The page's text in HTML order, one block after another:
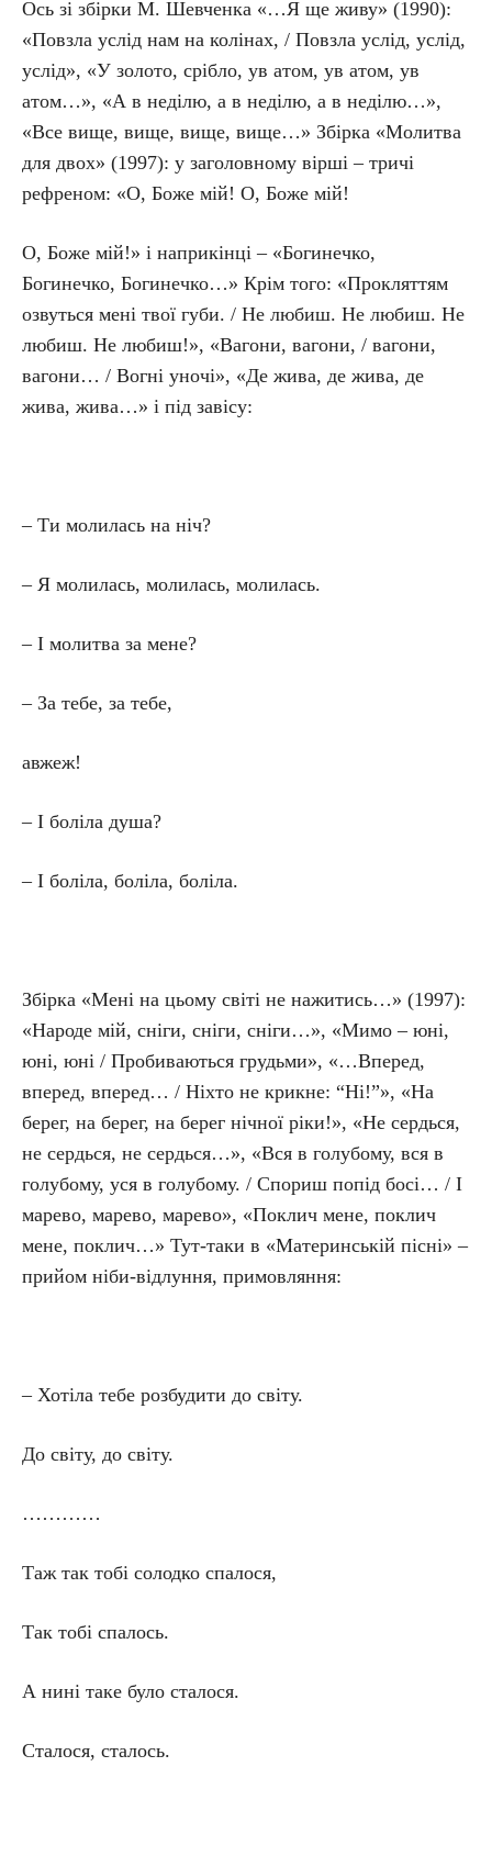
Ось зі збірки М. Шевченка «…Я ще живу» (1990):
«Повзла услід нам на колінах, / Повзла услід, услід,
услід», «У золото, срібло, ув атом, ув атом, ув
атом…», «А в неділю, а в неділю, а в неділю…»,
«Все вище, вище, вище, вище…» Збірка «Молитва
для двох» (1997): у заголовному вірші – тричі
рефреном: «О, Боже мій! О, Боже мій!
О, Боже мій!» і наприкінці – «Богинечко,
Богинечко, Богинечко…» Крім того: «Прокляттям
озвуться мені твої губи. / Не любиш. Не любиш. Не
любиш. Не любиш!», «Вагони, вагони, / вагони,
вагони… / Вогні уночі», «Де жива, де жива, де
жива, жива…» і під завісу:
– Ти молилась на ніч?
– Я молилась, молилась, молилась.
– І молитва за мене?
– За тебе, за тебе,
авжеж!
– І боліла душа?
– І боліла, боліла, боліла.
Збірка «Мені на цьому світі не нажитись…» (1997):
«Народе мій, сніги, сніги, сніги…», «Мимо – юні,
юні, юні / Пробиваються грудьми», «…Вперед,
вперед, вперед… / Ніхто не крикне: “Ні!”», «На
берег, на берег, на берег нічної ріки!», «Не сердься,
не сердься, не сердься…», «Вся в голубому, вся в
голубому, уся в голубому. / Спориш попід босі… / І
марево, марево, марево», «Поклич мене, поклич
мене, поклич…» Тут-таки в «Материнській пісні» –
прийом ніби-відлуння, примовляння:
– Хотіла тебе розбудити до світу.
До світу, до світу.
…………
Таж так тобі солодко спалося,
Так тобі спалось.
А нині таке було сталося.
Сталося, сталось.